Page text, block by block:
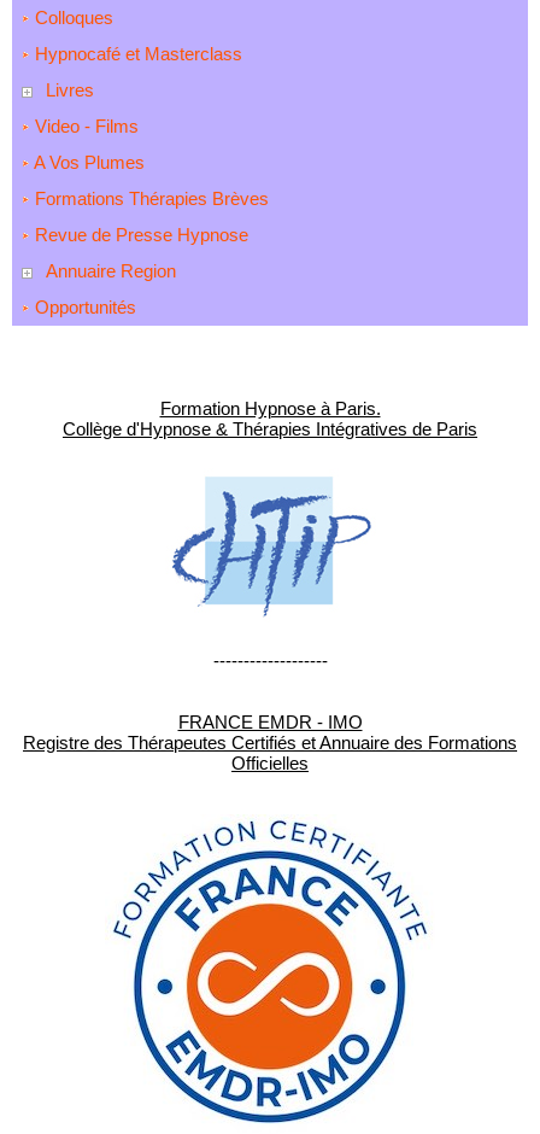
Colloques
Hypnocafé et Masterclass
Livres
Video - Films
A Vos Plumes
Formations Thérapies Brèves
Revue de Presse Hypnose
Annuaire Region
Opportunités
Formation Hypnose à Paris.
Collège d'Hypnose & Thérapies Intégratives de Paris
-------------------
FRANCE EMDR - IMO
Registre des Thérapeutes Certifiés et Annuaire des Formations
Officielles